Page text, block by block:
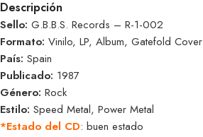
Descripción
Sello: G.B.B.S. Records – R-1-002
Formato: Vinilo, LP, Album, Gatefold Cover
País: Spain
Publicado: 1987
Género: Rock
Estilo: Speed Metal, Power Metal
*Estado del CD: buen estado